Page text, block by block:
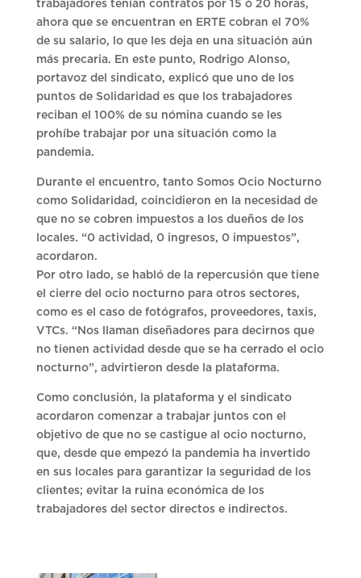
trabajadores tenían contratos por 15 ó 20 horas,
ahora que se encuentran en ERTE cobran el 70%
de su salario, lo que les deja en una situación aún
más precaria. En este punto, Rodrigo Alonso,
portavoz del sindicato, explicó que uno de los
puntos de Solidaridad es que los trabajadores
reciban el 100% de su nómina cuando se les
prohíbe trabajar por una situación como la
pandemia.
Durante el encuentro, tanto Somos Ocio Nocturno
como Solidaridad, coincidieron en la necesidad de
que no se cobren impuestos a los dueños de los
locales. “0 actividad, 0 ingresos, 0 impuestos”,
acordaron.
Por otro lado, se habló de la repercusión que tiene
el cierre del ocio nocturno para otros sectores,
como es el caso de fotógrafos, proveedores, taxis,
VTCs. “Nos llaman diseñadores para decirnos que
no tienen actividad desde que se ha cerrado el ocio
nocturno”, advirtieron desde la plataforma.
Como conclusión, la plataforma y el sindicato
acordaron comenzar a trabajar juntos con el
objetivo de que no se castigue al ocio nocturno,
que, desde que empezó la pandemia ha invertido
en sus locales para garantizar la seguridad de los
clientes; evitar la ruina económica de los
trabajadores del sector directos e indirectos.